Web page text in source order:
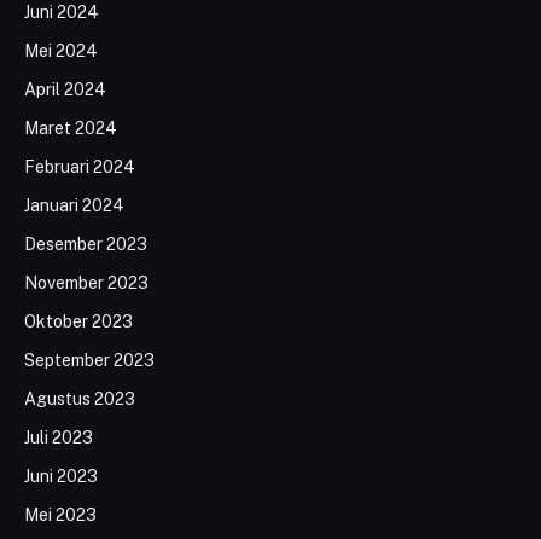
Juni 2024
Mei 2024
April 2024
Maret 2024
Februari 2024
Januari 2024
Desember 2023
November 2023
Oktober 2023
September 2023
Agustus 2023
Juli 2023
Juni 2023
Mei 2023